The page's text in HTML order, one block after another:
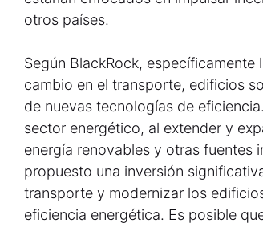
otros países.
Según BlackRock,
cambio en el transporte, edificios
de nuevas tecnologías de
sector energético, al extender y
energía renovables y otras fuentes
propuesto una inversión
transporte y modernizar los
eficiencia energética. Es posible